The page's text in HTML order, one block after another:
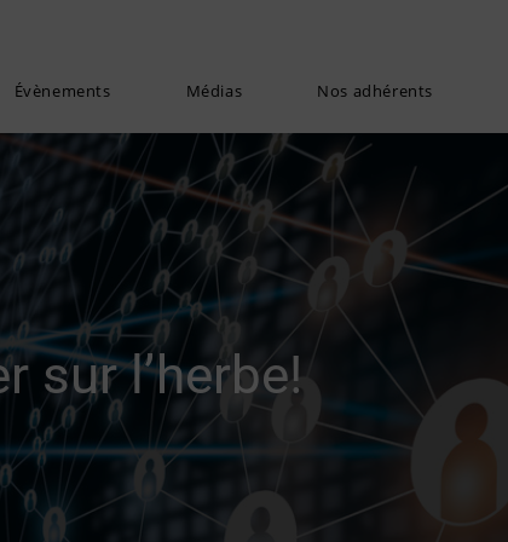
Évènements Médias Nos adhérents
sur l’herbe!